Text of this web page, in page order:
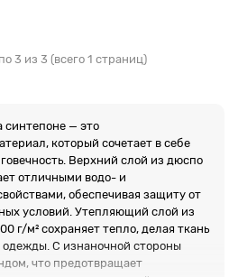
3 из 3 (всего 1 страниц)
синтепоне — это
который сочетает в себе
Верхний слой из дюспо
отличными водо- и
обеспечивая защиту от
условий. Утепляющий слой из
г/м² сохраняет тепло, делая ткань
С изнаночной стороны
что предотвращает